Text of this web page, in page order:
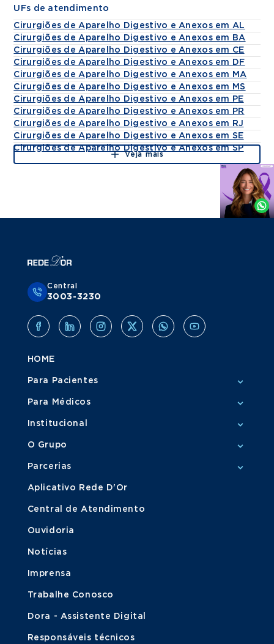
UFs de atendimento
Cirurgiões de Aparelho Digestivo e Anexos em AL
Cirurgiões de Aparelho Digestivo e Anexos em BA
Cirurgiões de Aparelho Digestivo e Anexos em CE
Cirurgiões de Aparelho Digestivo e Anexos em DF
Cirurgiões de Aparelho Digestivo e Anexos em MA
Cirurgiões de Aparelho Digestivo e Anexos em MS
Cirurgiões de Aparelho Digestivo e Anexos em PE
Cirurgiões de Aparelho Digestivo e Anexos em PR
Cirurgiões de Aparelho Digestivo e Anexos em RJ
Cirurgiões de Aparelho Digestivo e Anexos em SE
Cirurgiões de Aparelho Digestivo e Anexos em SP
Veja mais
Agende
Whatsapp
Central
3003-3230
HOME
Para Pacientes
Para Médicos
Institucional
O Grupo
Parcerias
Aplicativo Rede D'Or
Central de Atendimento
Ouvidoria
Notícias
Imprensa
Trabalhe Conosco
Dora - Assistente Digital
Responsáveis técnicos